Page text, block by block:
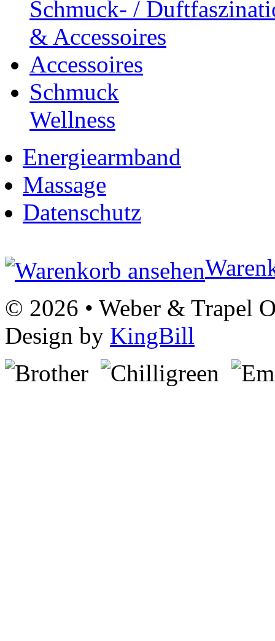
Schmuck- /
& Accessoires
Accessoires
Schmuck
Wellness
Energiearmband
Massage
Datenschutz
© 2026 • Weber & Trapel
Design by KingBill